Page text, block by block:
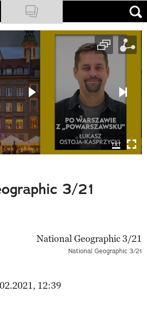
3/21
National Geographic 3/21
12:39